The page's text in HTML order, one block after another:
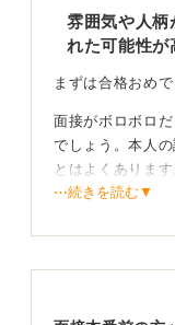
雰囲気や人柄
れた可能性が
まずは合格おめ
面接がボロボロ
でしょう。本人
とはよくあります
中途採用であれ
⋯続きを読む▼